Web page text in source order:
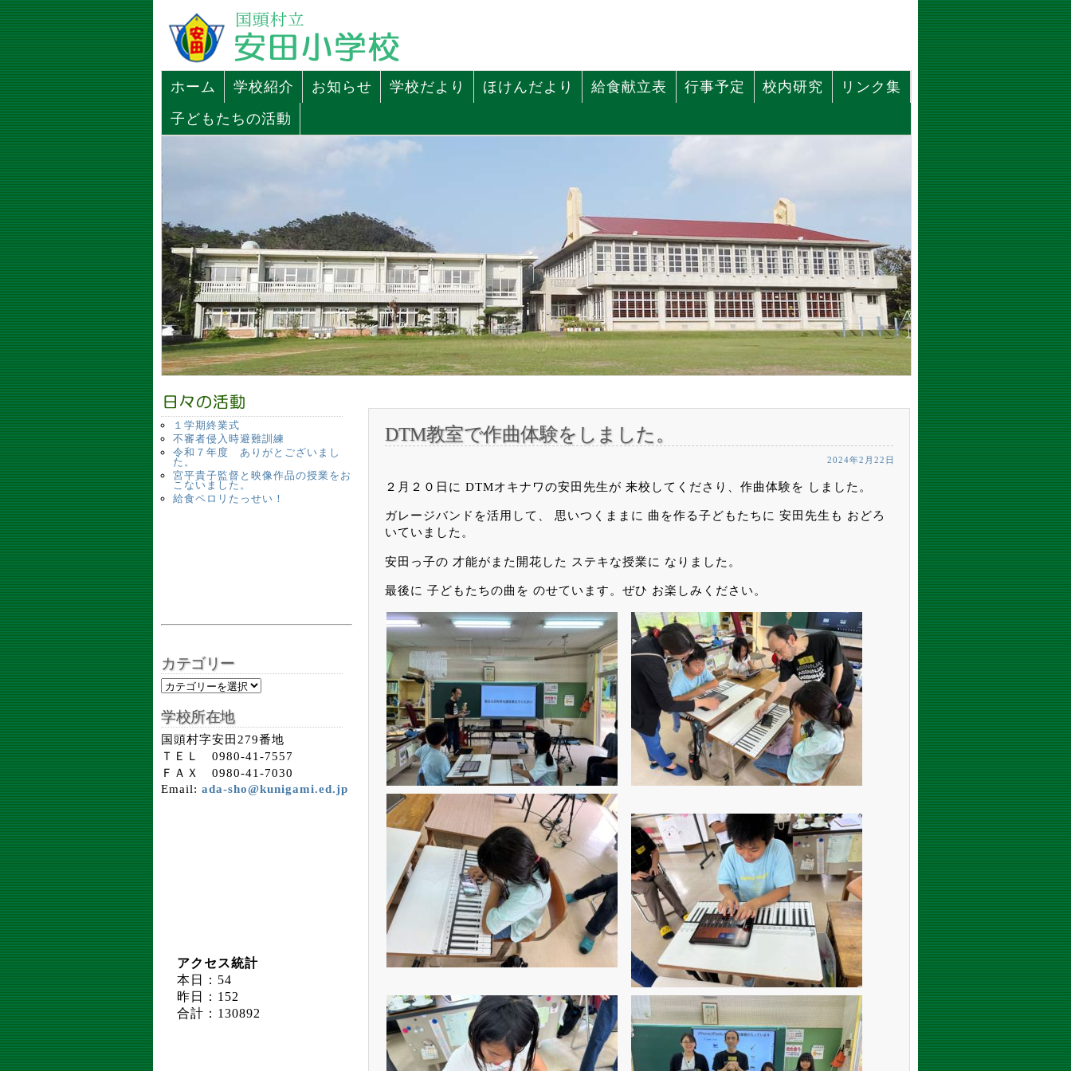
ホーム 学校紹介 お知らせ 学校だより ほけんだより 給食献立表 行事予定 校内研究
リンク集
子どもたちの活動
DTM教室で作曲体験をしました。
2024年2月22日
２月２０日に DTMオキナワの安田先生が 来校してくださり、作曲体験を しました。
ガレージバンドを活用して、 思いつくままに 曲を作る子どもたちに 安田先生も おどろ
いていました。
安田っ子の 才能がまた開花した ステキな授業に なりました。
最後に 子どもたちの曲を のせています。ぜひ お楽しみください。
１学期終業式
不審者侵入時避難訓練
令和７年度 ありがとございまし
た。
宮平貴子監督と映像作品の授業をお
こないました。
給食ペロリたっせい！
カテゴリー
カテゴリー
学校所在地
国頭村字安田279番地
ＴＥＬ 0980-41-7557
ＦＡＸ 0980-41-7030
Email: ada-sho@kunigami.ed.jp
アクセス統計
本日：54
昨日：152
合計：130892